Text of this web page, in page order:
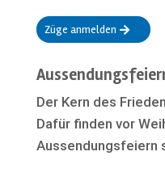
Züge anmelden
Der Kern des
Dafür finden vor
Aussendungsfeiern